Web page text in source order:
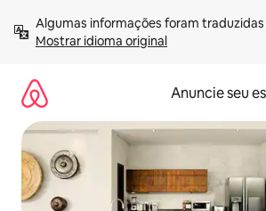
para
Mostrar idioma original
Anuncie seu